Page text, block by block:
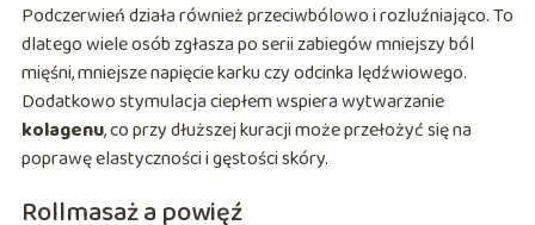
Podczerwień działa również przeciwbólowo i rozluźniająco. To
dlatego wiele osób zgłasza po serii zabiegów mniejszy ból
mięśni, mniejsze napięcie karku czy odcinka lędźwiowego.
Dodatkowo stymulacja ciepłem wspiera wytwarzanie
kolagenu, co przy dłuższej kuracji może przełożyć się na
poprawę elastyczności i gęstości skóry.
Rollmasaż a powięź